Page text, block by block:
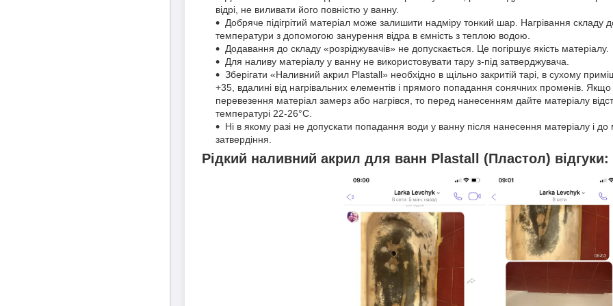
відрі, не виливати його повністю у ванну.
Добряче підігрітий матеріал може залишити надміру тонкий шар. Нагрівання складу
температури з допомогою занурення відра в ємність з теплою водою.
Додавання до складу «розріджувачів» не допускається. Це погіршує якість матеріалу.
Для наливу матеріалу у ванну не використовувати тару з-під затверджувача.
Зберігати «Наливний акрил Plastall» необхідно в щільно закритій тарі, в сухому
+35, вдалині від нагрівальних елементів і прямого попадання сонячних променів. Якщо
перевезення матеріал замерз або нагрівся, то перед нанесенням дайте матеріалу
температурі 22-26°C.
Ні в якому разі не допускати попадання води у ванну після нанесення матеріалу і
затвердіння.
Рідкий наливний акрил для ванн Plastall (Пластол) відгуки: